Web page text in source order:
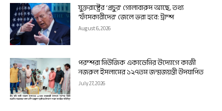
যুক্তরাষ্ট্রের ‘প্রচুর’ গোলাবারুদ আছে, তথ্য
‘ফাঁসকারীদের’ জেলে ভরা হবে: ট্রাম্প
August 6, 2026
পরম্পরা মিউজিক একাডেমির উদ্যোগে কাজী
নজরুল ইসলামের ১২৭তম জন্মজয়ন্তী উদযাপিত
July 27, 2026